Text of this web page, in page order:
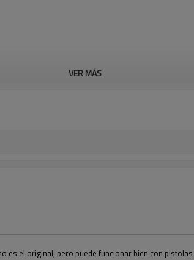
VER MÁS
es el original, pero puede funcionar bien con